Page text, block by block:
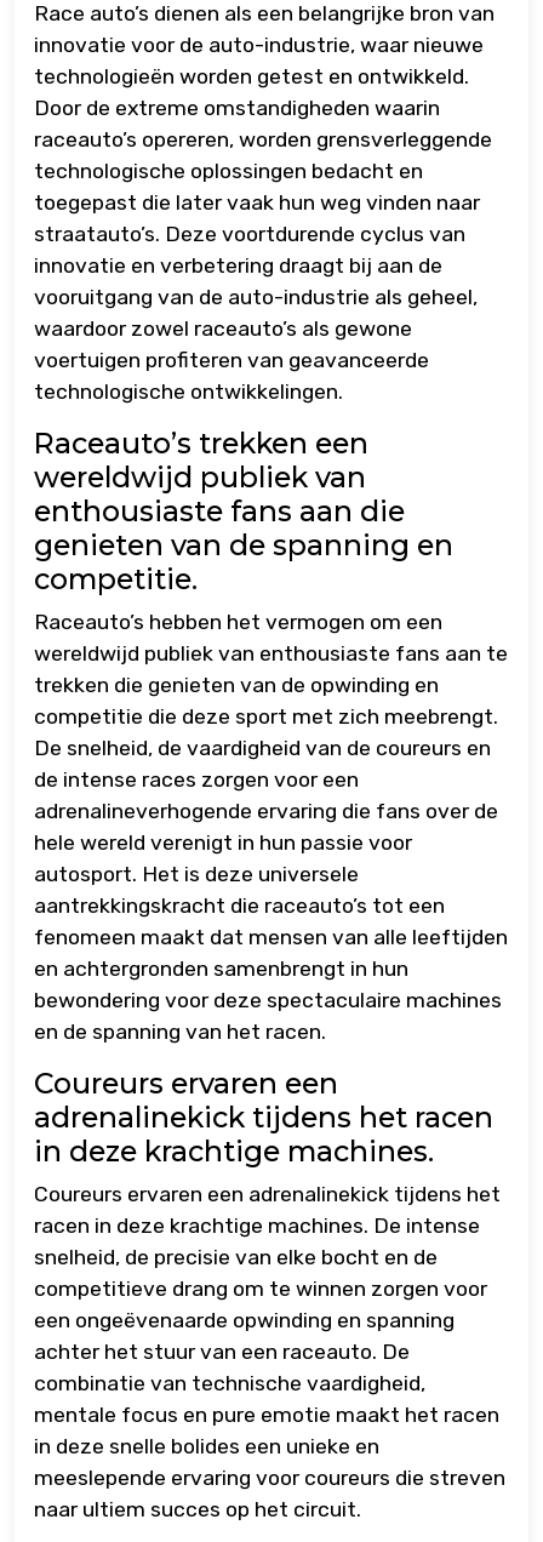
Race auto’s dienen als een belangrijke bron van
innovatie voor de auto-industrie, waar nieuwe
technologieën worden getest en ontwikkeld.
Door de extreme omstandigheden waarin
raceauto’s opereren, worden grensverleggende
technologische oplossingen bedacht en
toegepast die later vaak hun weg vinden naar
straatauto’s. Deze voortdurende cyclus van
innovatie en verbetering draagt bij aan de
vooruitgang van de auto-industrie als geheel,
waardoor zowel raceauto’s als gewone
voertuigen profiteren van geavanceerde
technologische ontwikkelingen.
Raceauto’s trekken een
wereldwijd publiek van
enthousiaste fans aan die
genieten van de spanning en
competitie.
Raceauto’s hebben het vermogen om een
wereldwijd publiek van enthousiaste fans aan te
trekken die genieten van de opwinding en
competitie die deze sport met zich meebrengt.
De snelheid, de vaardigheid van de coureurs en
de intense races zorgen voor een
adrenalineverhogende ervaring die fans over de
hele wereld verenigt in hun passie voor
autosport. Het is deze universele
aantrekkingskracht die raceauto’s tot een
fenomeen maakt dat mensen van alle leeftijden
en achtergronden samenbrengt in hun
bewondering voor deze spectaculaire machines
en de spanning van het racen.
Coureurs ervaren een
adrenalinekick tijdens het racen
in deze krachtige machines.
Coureurs ervaren een adrenalinekick tijdens het
racen in deze krachtige machines. De intense
snelheid, de precisie van elke bocht en de
competitieve drang om te winnen zorgen voor
een ongeëvenaarde opwinding en spanning
achter het stuur van een raceauto. De
combinatie van technische vaardigheid,
mentale focus en pure emotie maakt het racen
in deze snelle bolides een unieke en
meeslepende ervaring voor coureurs die streven
naar ultiem succes op het circuit.